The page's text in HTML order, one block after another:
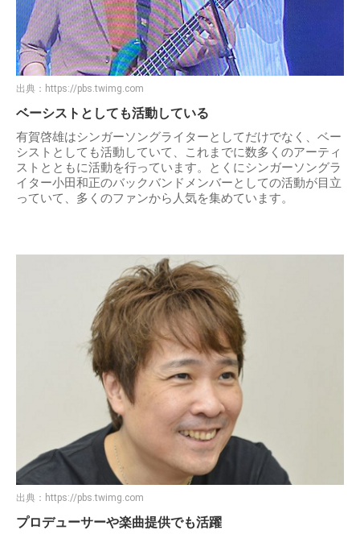
出典： https://pbs.twimg.com
ベーシストとしても活動している
有賀啓雄はシンガーソングライターとしてだけでなく、ベー
シストとしても活動していて、これまでに数多くのアーティ
ストとともに活動を行っています。とくにシンガーソングラ
イター小田和正のバックバンドメンバーとしての活動が目立
っていて、多くのファンから人気を集めています。
出典： https://pbs.twimg.com
プロデューサーや楽曲提供でも活躍